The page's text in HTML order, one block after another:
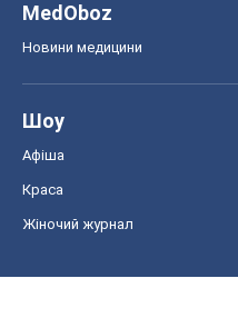
MedOboz
Новини медицини
Шоу
Афіша
Краса
Жіночий журнал